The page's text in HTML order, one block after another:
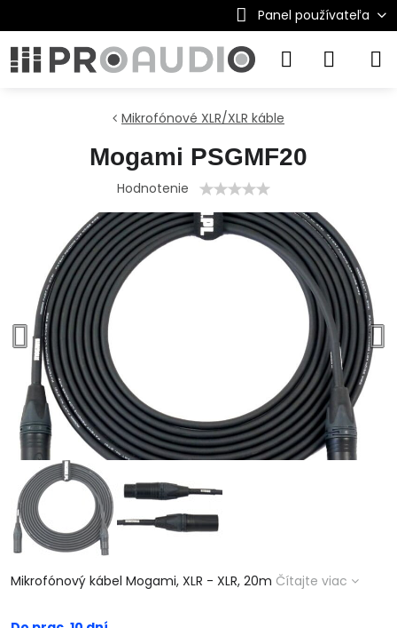
Panel používateľa
Mikrofónové XLR/XLR káble
Mogami PSGMF20
Hodnotenie
Mikrofónový kábel Mogami, XLR - XLR, 20m Čítajte viac